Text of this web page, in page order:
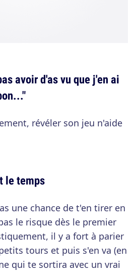
avoir d'as vu que j'en ai
révéler son jeu n'aide
le temps
une chance de t'en tirer en
le risque dès le premier
il y a fort à parier
tours et puis s'en va (en
qui te sortira avec un vrai